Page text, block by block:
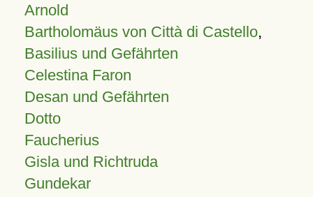
Arnold
Bartholomäus von Città di Castello,
Basilius und Gefährten
Celestina Faron
Desan und Gefährten
Dotto
Faucherius
Gisla und Richtruda
Gundekar